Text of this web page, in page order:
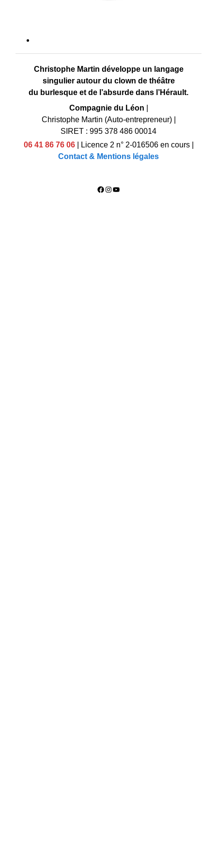
Christophe Martin développe un langage
singulier autour du clown de théâtre
du burlesque et de l’absurde dans l’Hérault.
Compagnie du Léon
Christophe Martin (Auto-entrepreneur)|
SIRET : 995 378 486 00014
06 41 86 76 06| Licence 2 n° 2-016506 en cours|
Contact & Mentions légales
Facebook
Instagram
YouTube